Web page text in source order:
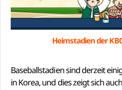
Heimstadien der
Baseballstadien sind derzeit
in Korea, und dies zeigt sich